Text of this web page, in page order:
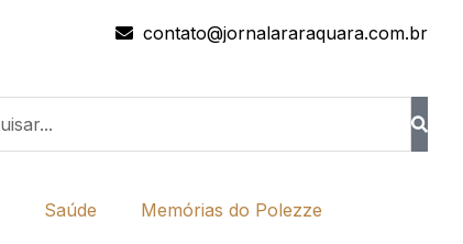
contato@jornalararaquara.com.br
Saúde Memórias do Polezze